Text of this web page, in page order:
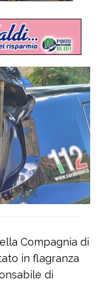
Compagnia di
in flagranza
di